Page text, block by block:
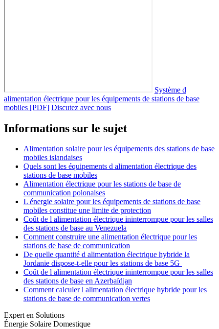
Système d
alimentation électrique pour les équipements de stations de base
mobiles [PDF] Discutez avec nous
Informations sur le sujet
Alimentation solaire pour les équipements des stations de base
mobiles islandaises
Quels sont les équipements d alimentation électrique des
stations de base mobiles
Alimentation électrique pour les stations de base de
communication polonaises
L énergie solaire pour les équipements de stations de base
mobiles constitue une limite de protection
Coût de l alimentation électrique ininterrompue pour les salles
des stations de base au Venezuela
Comment construire une alimentation électrique pour les
stations de base de communication
De quelle quantité d alimentation électrique hybride la
Jordanie dispose-t-elle pour les stations de base 5G
Coût de l alimentation électrique ininterrompue pour les salles
des stations de base en Azerbaïdjan
Comment calculer l alimentation électrique hybride pour les
stations de base de communication vertes
Expert en Solutions
Énergie Solaire Domestique